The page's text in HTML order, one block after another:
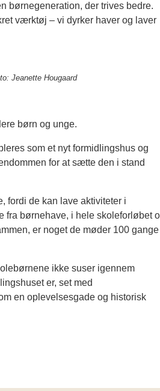
børnegeneration, der trives bedre.
værktøj – vi dyrker haver og laver
Jeanette Hougaard
børn og unge.
som et nyt formidlingshus og
for at sætte den i stand
fordi de kan lave aktiviteter i
fra børnehave, i hele skoleforløbet
er noget de møder 100 gange
ikke suser igennem
er, set med
en oplevelsesgade og historisk